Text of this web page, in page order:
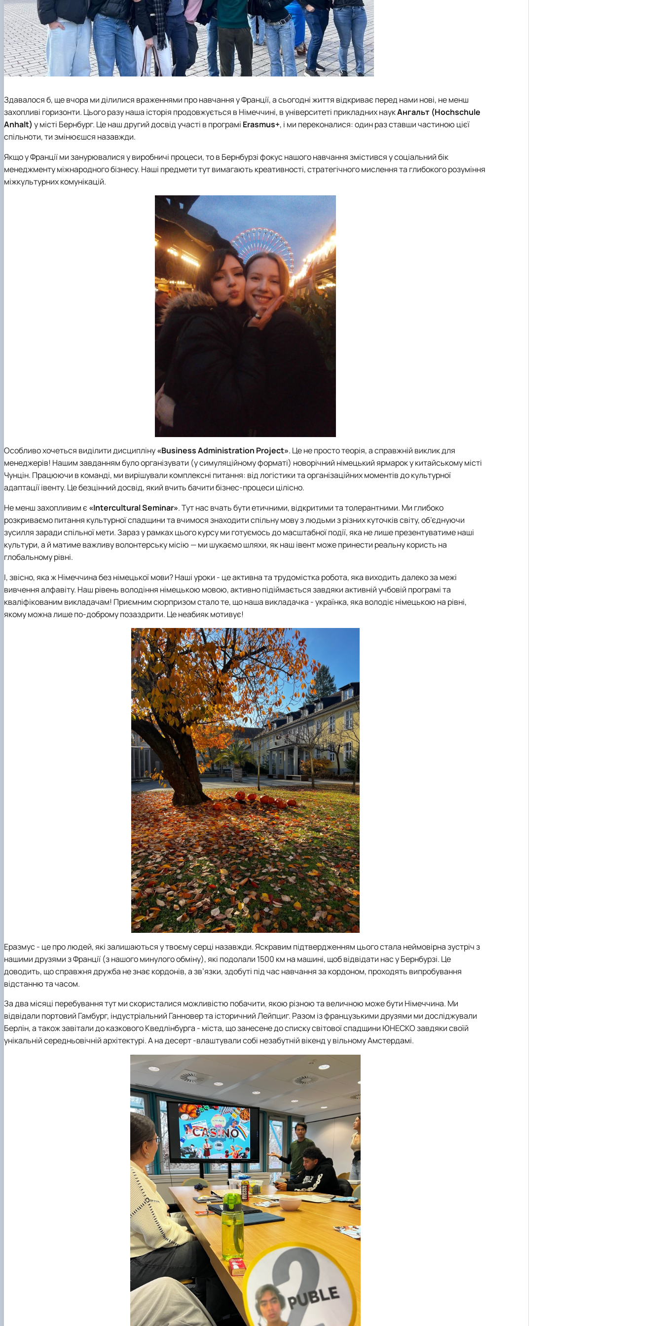
Здавалося б, ще вчора ми ділилися враженнями про навчання у Франції, а сьогодні життя відкриває перед нами нові, не менш
захопливі горизонти. Цього разу наша історія продовжується в Німеччині, в університеті прикладних наукАнгальт (Hochschule
Anhalt) у місті Бернбург. Це наш другий досвід участі в програмі Erasmus+, і ми переконалися: один раз ставши частиною цієї
спільноти, ти змінюєшся назавжди.
Якщо у Франції ми занурювалися у виробничі процеси, то в Бернбурзі фокус нашого навчання змістився у соціальний бік
менеджменту міжнародного бізнесу. Наші предмети тут вимагають креативності, стратегічного мислення та глибокого розуміння
міжкультурних комунікацій.
Особливо хочеться виділити дисципліну«Business Administration Project». Це не просто теорія, а справжній виклик для
менеджерів! Нашим завданням було організувати (у симуляційному форматі) новорічний німецький ярмарок у китайському місті
Чунцін. Працюючи в команді, ми вирішували комплексні питання: від логістики та організаційних моментів до культурної
адаптації івенту. Це безцінний досвід, який вчить бачити бізнес-процеси цілісно.
Не менш захопливим є«Intercultural Seminar». Тут нас вчать бути етичними, відкритими та толерантними. Ми глибоко
розкриваємо питання культурної спадщини та вчимося знаходити спільну мову з людьми з різних куточків світу, об’єднуючи
зусилля заради спільної мети. Зараз у рамках цього курсу ми готуємось до масштабної події, яка не лише презентуватиме наші
культури, а й матиме важливу волонтерську місію — ми шукаємо шляхи, як наш івент може принести реальну користь на
глобальному рівні.
І, звісно, яка ж Німеччина без німецької мови? Наші уроки - це активна та трудомістка робота, яка виходить далеко за межі
вивчення алфавіту. Наш рівень володіння німецькою мовою, активно підіймається завдяки активній учбовій програмі та
кваліфікованим викладачам! Приємним сюрпризом стало те, що наша викладачка - українка, яка володіє німецькою на рівні,
якому можна лише по-доброму позаздрити. Це неабияк мотивує!
Еразмус - це про людей, які залишаються у твоєму серці назавжди. Яскравим підтвердженням цього стала неймовірна зустріч з
нашими друзями з Франції (з нашого минулого обміну), які подолали 1500 км на машині, щоб відвідати нас у Бернбурзі. Це
доводить, що справжня дружба не знає кордонів, а зв’язки, здобуті під час навчання за кордоном, проходять випробування
відстанню та часом.
За два місяці перебування тут ми скористалися можливістю побачити, якою різною та величною може бути Німеччина. Ми
відвідали портовий Гамбург, індустріальний Ганновер та історичний Лейпциг. Разом із французькими друзями ми досліджували
Берлін, а також завітали до казкового Кведлінбурга - міста, що занесене до списку світової спадщини ЮНЕСКО завдяки своїй
унікальній середньовічній архітектурі. А на десерт -влаштували собі незабутній вікенд у вільному Амстердамі.